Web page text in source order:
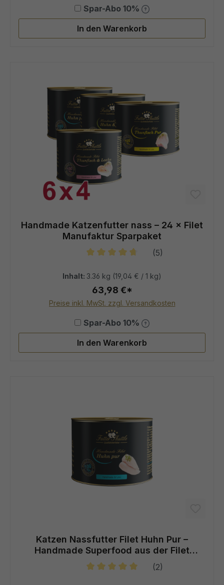
Spar-Abo 10%
In den Warenkorb
Handmade Katzenfutter nass – 24 × Filet
Manufaktur Sparpaket
(5)
Inhalt: 3.36 kg (19,04 € / 1 kg)
63,98 €*
Preise inkl. MwSt. zzgl. Versandkosten
Spar-Abo 10%
In den Warenkorb
Katzen Nassfutter Filet Huhn Pur –
Handmade Superfood aus der Filet
Manufaktur
(2)